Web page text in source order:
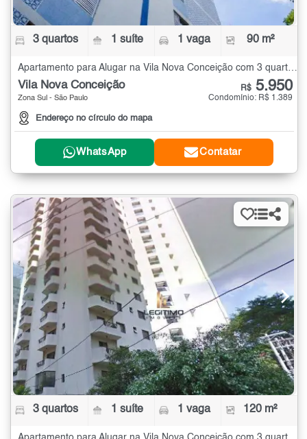
3 quartos 1 suíte 1 vaga 90 m²
Vila Nova Conceição
Zona Sul - São Paulo
Endereço no círculo do mapa
R$ 5.950
Condomínio: R$ 1.389
WhatsApp Contatar
3 quartos 1 suíte 1 vaga 120 m²